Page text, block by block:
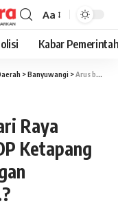
Font
Resizer
Aa
Kabar
>Banyuwangi >Arus balik H +1 Pasca Hari Raya Nyepi Di Pelabuhan ASDP Ketapang Banyuwangi Padat Dengan Kendaraan R-4 dan R-2.?
Raya
Ketapang